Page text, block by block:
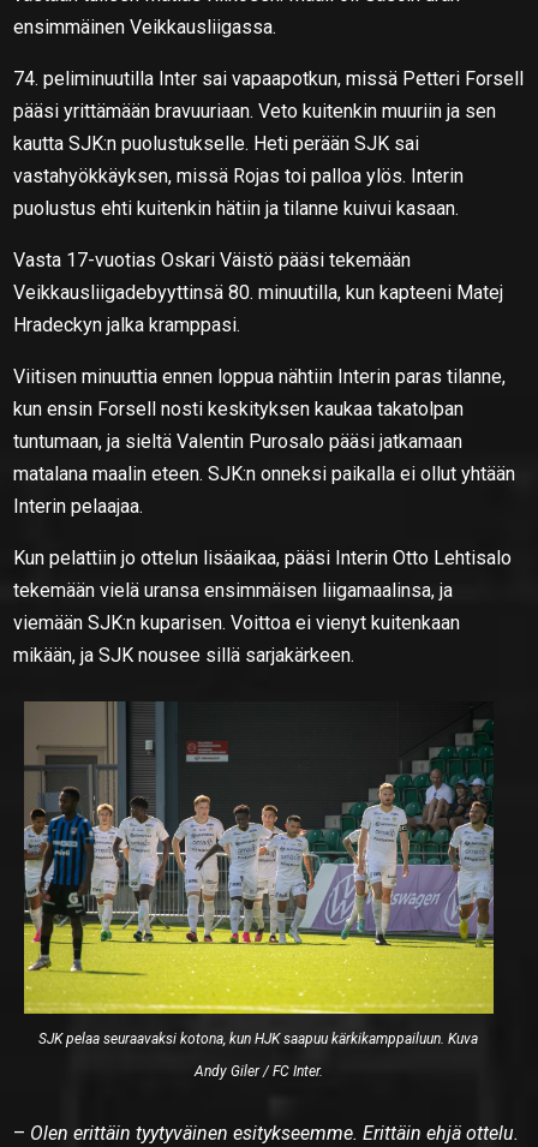
ensimmäinen Veikkausliigassa.
74. peliminuutilla Inter sai vapaapotkun, missä Petteri Forsell
pääsi yrittämään bravuuriaan. Veto kuitenkin muuriin ja sen
kautta SJK:n puolustukselle. Heti perään SJK sai
vastahyökkäyksen, missä Rojas toi palloa ylös. Interin
puolustus ehti kuitenkin hätiin ja tilanne kuivui kasaan.
Vasta 17-vuotias Oskari Väistö pääsi tekemään
Veikkausliigadebyyttinsä 80. minuutilla, kun kapteeni Matej
Hradeckyn jalka kramppasi.
Viitisen minuuttia ennen loppua nähtiin Interin paras tilanne,
kun ensin Forsell nosti keskityksen kaukaa takatolpan
tuntumaan, ja sieltä Valentin Purosalo pääsi jatkamaan
matalana maalin eteen. SJK:n onneksi paikalla ei ollut yhtään
Interin pelaajaa.
Kun pelattiin jo ottelun lisäaikaa, pääsi Interin Otto Lehtisalo
tekemään vielä uransa ensimmäisen liigamaalinsa, ja
viemään SJK:n kuparisen. Voittoa ei vienyt kuitenkaan
mikään, ja SJK nousee sillä sarjakärkeen.
SJK pelaa seuraavaksi kotona, kun HJK saapuu kärkikamppailuun. Kuva
Andy Giler / FC Inter.
– Olen erittäin tyytyväinen esitykseemme. Erittäin ehjä ottelu.